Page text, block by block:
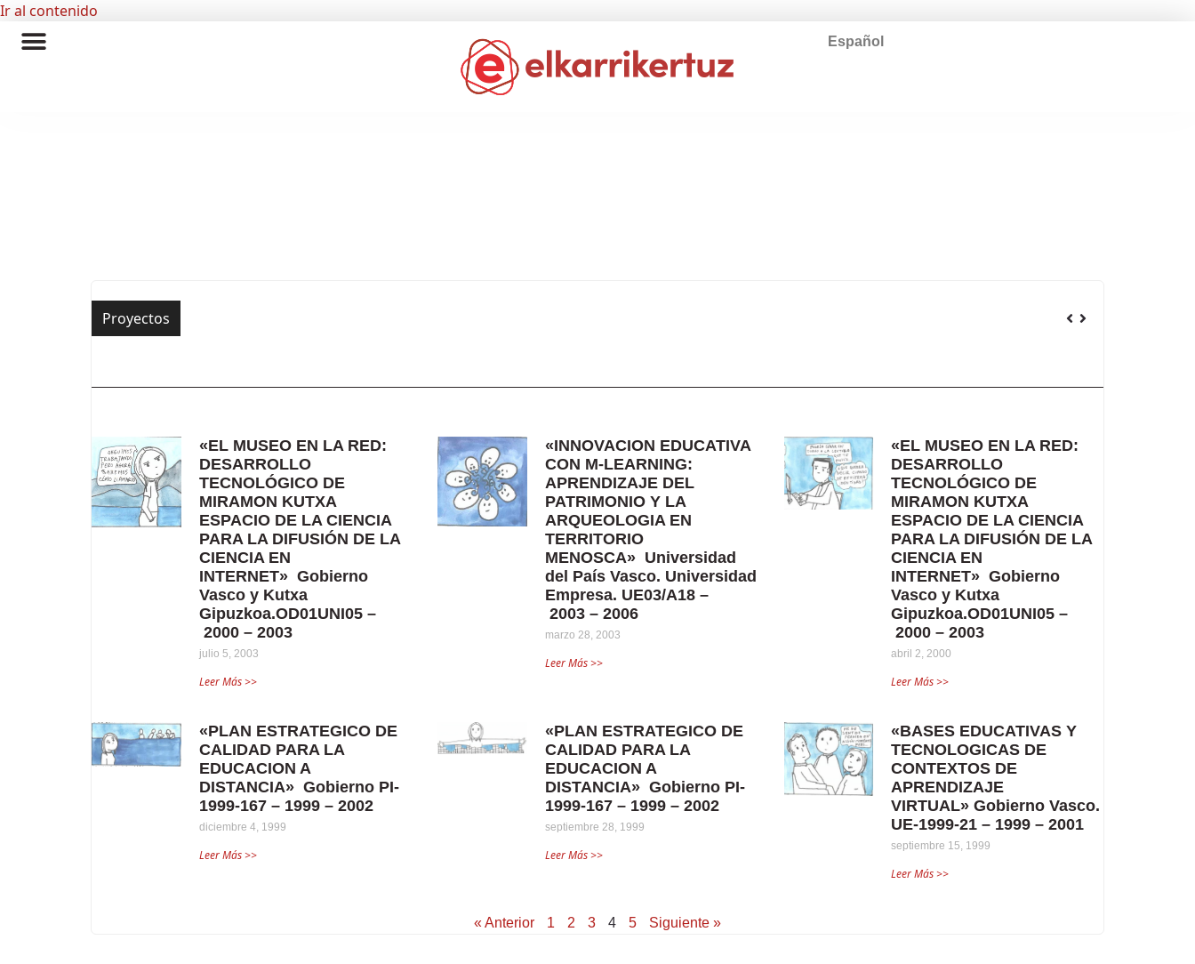
Ir al contenido
Español
Proyectos
«EL MUSEO EN LA RED:
DESARROLLO
TECNOLÓGICO DE
MIRAMON KUTXA
ESPACIO DE LA CIENCIA
PARA LA DIFUSIÓN DE LA
CIENCIA EN
INTERNET» Gobierno
Vasco y Kutxa
Gipuzkoa.OD01UNI05 –
2000 – 2003
julio 5, 2003
Leer Más >>
«INNOVACION EDUCATIVA
CON M-LEARNING:
APRENDIZAJE DEL
PATRIMONIO Y LA
ARQUEOLOGIA EN
TERRITORIO
MENOSCA» Universidad
del País Vasco. Universidad
Empresa. UE03/A18 –
2003 – 2006
marzo 28, 2003
Leer Más >>
«EL MUSEO EN LA RED:
DESARROLLO
TECNOLÓGICO DE
MIRAMON KUTXA
ESPACIO DE LA CIENCIA
PARA LA DIFUSIÓN DE LA
CIENCIA EN
INTERNET» Gobierno
Vasco y Kutxa
Gipuzkoa.OD01UNI05 –
2000 – 2003
abril 2, 2000
Leer Más >>
«PLAN ESTRATEGICO DE
CALIDAD PARA LA
EDUCACION A
DISTANCIA» Gobierno PI-
1999-167 – 1999 – 2002
diciembre 4, 1999
Leer Más >>
«PLAN ESTRATEGICO DE
CALIDAD PARA LA
EDUCACION A
DISTANCIA» Gobierno PI-
1999-167 – 1999 – 2002
septiembre 28, 1999
Leer Más >>
«BASES EDUCATIVAS Y
TECNOLOGICAS DE
CONTEXTOS DE
APRENDIZAJE
VIRTUAL» Gobierno Vasco.
UE-1999-21 – 1999 – 2001
septiembre 15, 1999
Leer Más >>
« Anterior 1 2 3 4 5 Siguiente »